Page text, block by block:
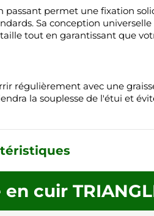
permet une fixation
Sa conception
tout en garantissant que
régulièrement avec une
la souplesse de l'étui et
cuir